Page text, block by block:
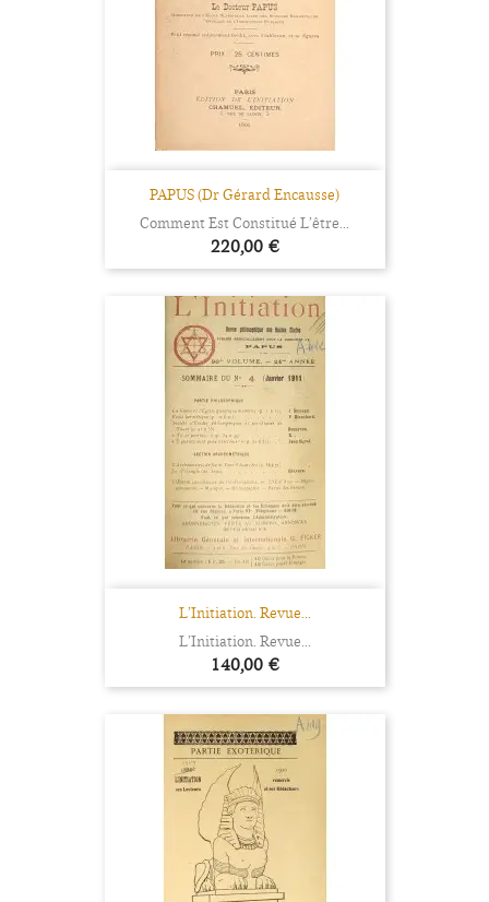
PAPUS (Dr Gérard Encausse)
Comment Est Constitué L’être...
Prix
220,00 €
L’Initiation. Revue...
L’Initiation. Revue...
Prix
140,00 €